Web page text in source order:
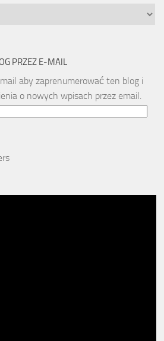
PRZEZ E-MAIL
aby zaprenumerować ten blog i
o nowych wpisach przez email.